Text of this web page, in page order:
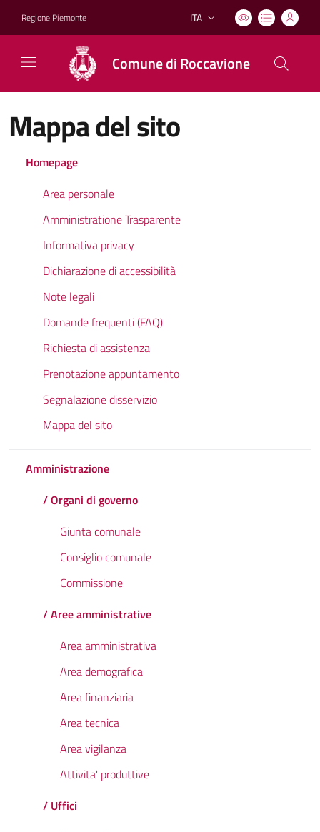
Regione Piemonte Lingua attiva:
ITA
Comune di Roccavione
Mappa del sito
Homepage
Area personale
Amministratione Trasparente
Informativa privacy
Dichiarazione di accessibilità
Note legali
Domande frequenti (FAQ)
Richiesta di assistenza
Prenotazione appuntamento
Segnalazione disservizio
Mappa del sito
Amministrazione
/ Organi di governo
Giunta comunale
Consiglio comunale
Commissione
/ Aree amministrative
Area amministrativa
Area demografica
Area finanziaria
Area tecnica
Area vigilanza
Attivita' produttive
/ Uffici